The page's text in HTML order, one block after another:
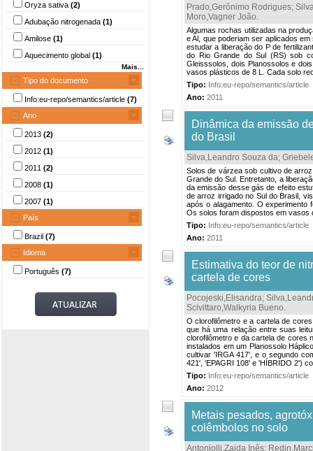
Oryza sativa (2)
Adubação nitrogenada (1)
Amilose (1)
Aquecimento global (1)
Mais...
Tipo do documento
Info:eu-repo/semantics/article (7)
Ano
2013 (2)
2012 (1)
2011 (2)
2008 (1)
2007 (1)
País
Brazil (7)
Idioma
Português (7)
Prado,Gerônimo Rodrigues;
Moro,Vagner João.
Algumas rochas utilizadas na
e Al, que poderiam ser aplicados
estudar a liberação do P de
do Rio Grande do Sul (RS) sob
Gleisssolos, dois Planossolos e
vasos plásticos de 8 L. Cada solo
Tipo: Info:eu-repo/semantics/article
Ano: 2011
Dinâmica da emissão
do Brasil
Silva,Leandro Souza da;
Solos de várzea sob cultivo de
Grande do Sul. Entretanto, a
da emissão desse gás de efeito
de arroz irrigado no Sul do Brasil,
após o alagamento. O experimento
Os solos foram dispostos em vasos
Tipo: Info:eu-repo/semantics/article
Ano: 2011
Estimativa do teor de
cartela de cores
Pocojeski,Elisandra;
Scivittaro,Walkyria Bueno.
O clorofilômetro e a cartela de
que há uma relação entre suas
clorofilômetro e da cartela de cores
instalados em um Planossolo
cultivar 'IRGA 417', e o segundo
421', 'EPAGRI 108' e 'HÍBRIDO 2')
Tipo: Info:eu-repo/semantics/article
Ano: 2012
Metais pesados,
colêmbolos no solo
Antoniolli,Zaida Inês;